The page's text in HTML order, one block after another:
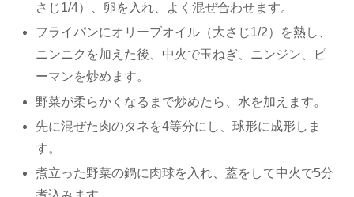
さじ1/4）、卵を入れ、よく混ぜ合わせます。
フライパンにオリーブオイル（大さじ1/2）を熱し、
ニンニクを加えた後、中火で玉ねぎ、ニンジン、ピ
ーマンを炒めます。
野菜が柔らかくなるまで炒めたら、水を加えます。
先に混ぜた肉のタネを4等分にし、球形に成形しま
す。
煮立った野菜の鍋に肉球を入れ、蓋をして中火で5分